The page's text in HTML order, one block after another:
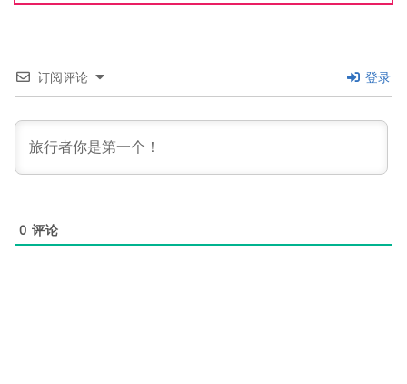
订阅评论 登录
0 评论